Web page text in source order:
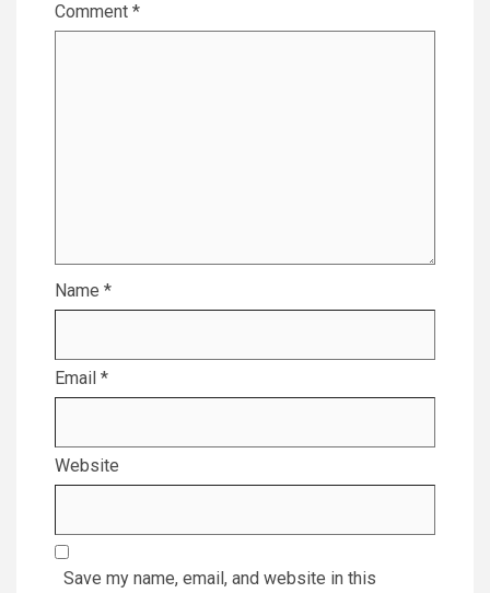
Comment *
Name *
Email *
Website
Save my name, email, and website in this